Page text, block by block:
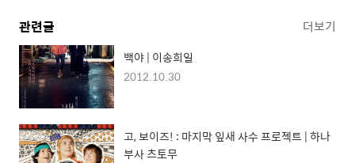
관련글 더보기
백야 | 이송희일
2012.10.30
고, 보이즈! : 마지막 잎새 사수 프로젝트 | 하나
부사 츠토무